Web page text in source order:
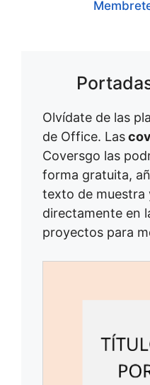
Olvídate de las
de Office. Las
Coversgo las
forma gratuita,
texto de muestra
directamente en
proyectos para